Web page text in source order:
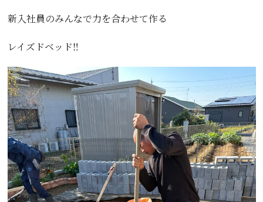
新入社員のみんなで力を合わせて作る
レイズドベッド‼️